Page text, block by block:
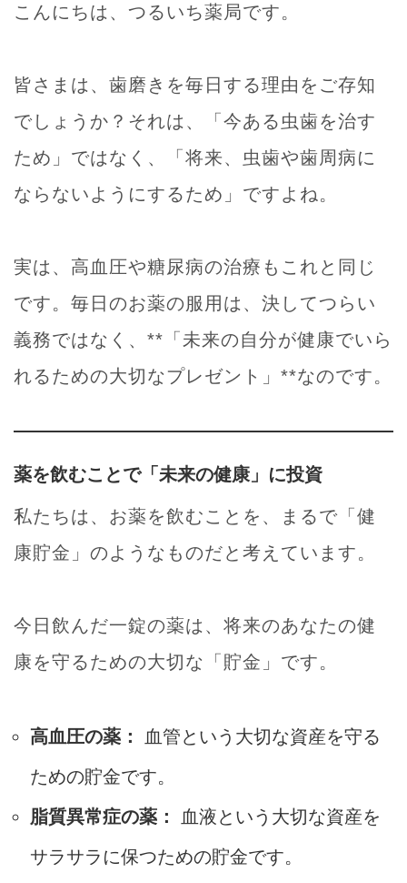
こんにちは、つるいち薬局です。
皆さまは、歯磨きを毎日する理由をご存知
でしょうか？それは、「今ある虫歯を治す
ため」ではなく、「将来、虫歯や歯周病に
ならないようにするため」ですよね。
実は、高血圧や糖尿病の治療もこれと同じ
です。毎日のお薬の服用は、決してつらい
義務ではなく、**「未来の自分が健康でいら
れるための大切なプレゼント」**なのです。
薬を飲むことで「未来の健康」に投資
私たちは、お薬を飲むことを、まるで「健
康貯金」のようなものだと考えています。
今日飲んだ一錠の薬は、将来のあなたの健
康を守るための大切な「貯金」です。
高血圧の薬：
血管という大切な資産を守る
ための貯金です。
脂質異常症の薬：
血液という大切な資産を
サラサラに保つための貯金です。